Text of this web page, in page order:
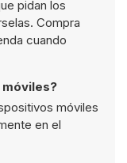
pidan los
Compra
cuando
móviles
en el